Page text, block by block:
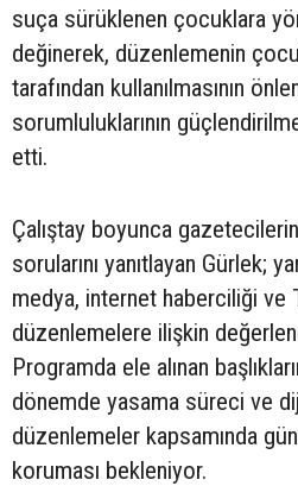
suça sürüklenen çocuklara
değinerek, düzenlemenin
tarafından kullanılmasının
sorumluluklarının
etti.
Çalıştay boyunca
sorularını yanıtlayan Gürlek;
medya, internet haberciliği ve
düzenlemelere ilişkin
Programda ele alınan
dönemde yasama süreci ve
düzenlemeler kapsamında
koruması bekleniyor.